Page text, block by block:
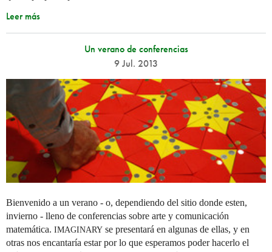
Leer más
Un verano de conferencias
9 Jul. 2013
Bienvenido a un verano - o, dependiendo del sitio donde esten,
invierno - lleno de conferencias sobre arte y comunicación
matemática. IMAGINARY se presentará en algunas de ellas, y en
otras nos encantaría estar por lo que esperamos poder hacerlo el